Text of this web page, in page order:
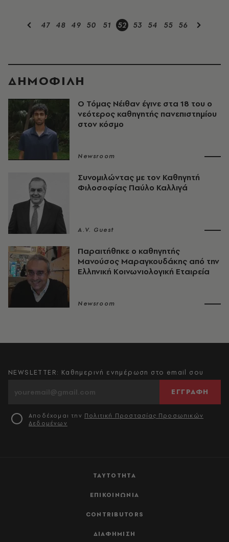
47 48 49 50 51 52 53 54 55 56
ΔΗΜΟΦΙΛΗ
Ο Τόμας Νέιθαν έγινε στα 18 του ο
νεότερος καθηγητής πανεπιστημίου
στον κόσμο
Newsroom
Συνομιλώντας με τον Καθηγητή
Φιλοσοφίας Παύλο Καλλιγά
A.V. Guest
Παραιτήθηκε ο καθηγητής
Μανούσος Μαραγκουδάκης από την
Ελληνική Κοινωνιολογική Εταιρεία
Newsroom
ΤΑΥΤΟΤΗΤΑ
ΕΠΙΚΟΙΝΩΝΙΑ
CONTRIBUTORS
ΔΙΑΦΗΜΙΣΗ
NEWSLETTER: Καθημερινή ενημέρωση στο email σου
ΕΓΓΡΑΦΗ
Αποδέχομαι την Πολιτική Προστασίας Προσωπικών
Δεδομένων